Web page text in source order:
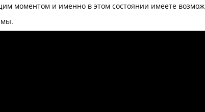
моментом и именно в этом состоянии имеете